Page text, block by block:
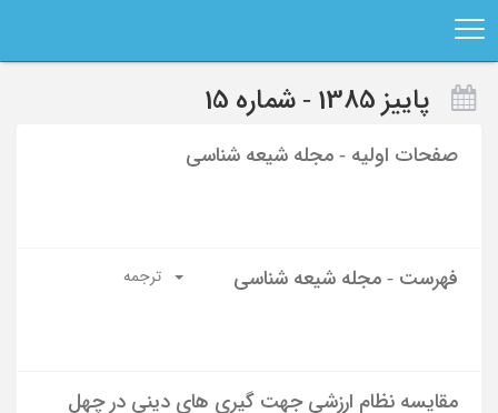
پاییز 1385 - شماره 15
صفحات اولیه - مجله شیعه شناسی
فهرست - مجله شیعه شناسی ترجمه
مقایسه نظام ارزشی جهت گیری های دینی در چهل